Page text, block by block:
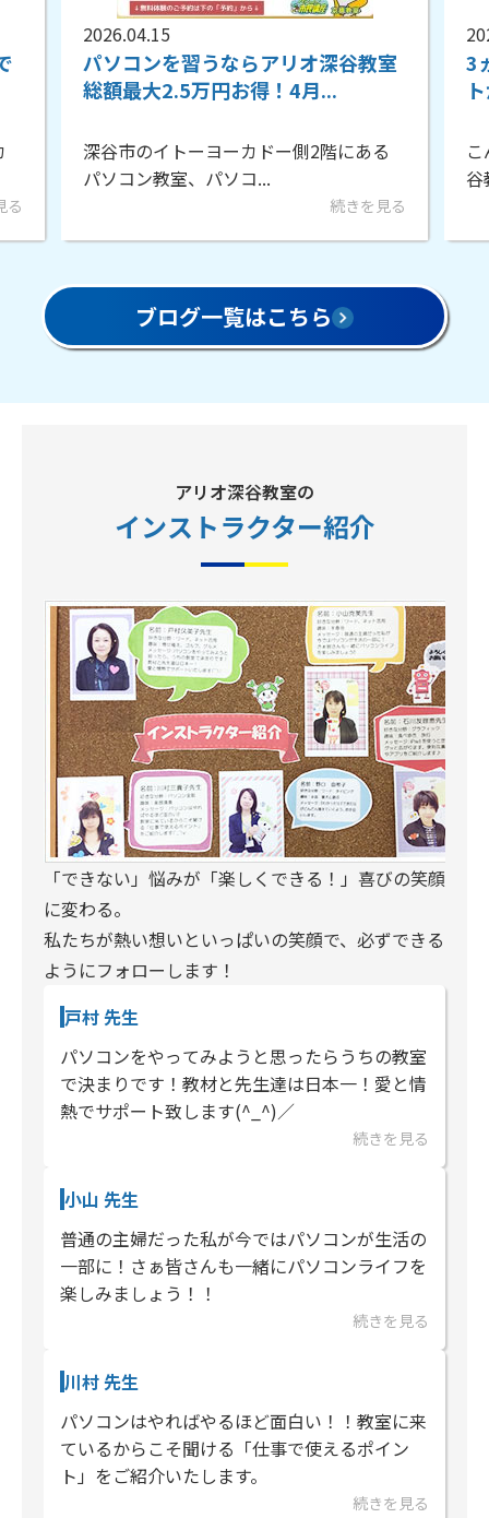
る
パソコンを習うならアリオ深谷教室
総額最大2.5万円お得！4月...
2026.04.15
深谷市のイトーヨーカドー側2階にある
パソコン教室、パソコ...
続きを見る
3
ブログ一覧はこちら
アリオ深谷教室の
インストラクター紹介
「できない」悩みが「楽しくできる！」喜びの笑顔
に変わる。
私たちが熱い想いといっぱいの笑顔で、必ずできる
ようにフォローします！
戸村 先生
パソコンをやってみようと思ったらうちの教室
で決まりです！教材と先生達は日本一！愛と情
熱でサポート致します(^_^)／
続きを見る
小山 先生
普通の主婦だった私が今ではパソコンが生活の
一部に！さぁ皆さんも一緒にパソコンライフを
楽しみましょう！！
続きを見る
川村 先生
パソコンはやればやるほど面白い！！教室に来
ているからこそ聞ける「仕事で使えるポイン
ト」をご紹介いたします。
続きを見る